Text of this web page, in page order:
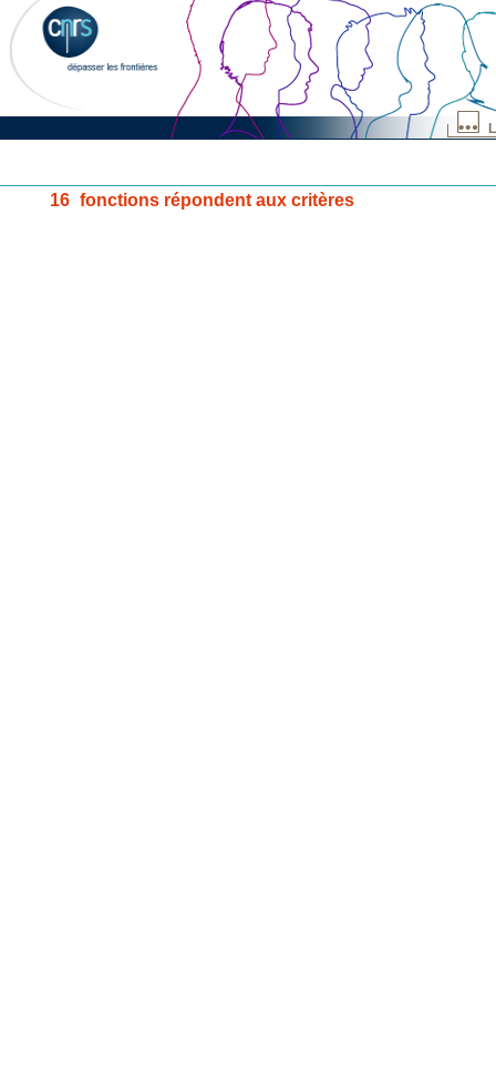
16 fonctions répondent aux critères